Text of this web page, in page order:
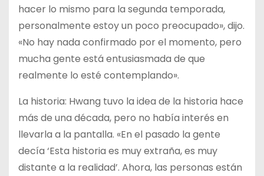
hacer lo mismo para la segunda temporada,
personalmente estoy un poco preocupado», dijo.
«No hay nada confirmado por el momento, pero
mucha gente está entusiasmada de que
realmente lo esté contemplando».
La historia: Hwang tuvo la idea de la historia hace
más de una década, pero no había interés en
llevarla a la pantalla. «En el pasado la gente
decía ‘Esta historia es muy extraña, es muy
distante a la realidad’. Ahora, las personas están